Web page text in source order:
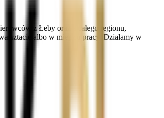
z Łeby oraz z całego regionu,
albo w miejscu pracy. Działamy w